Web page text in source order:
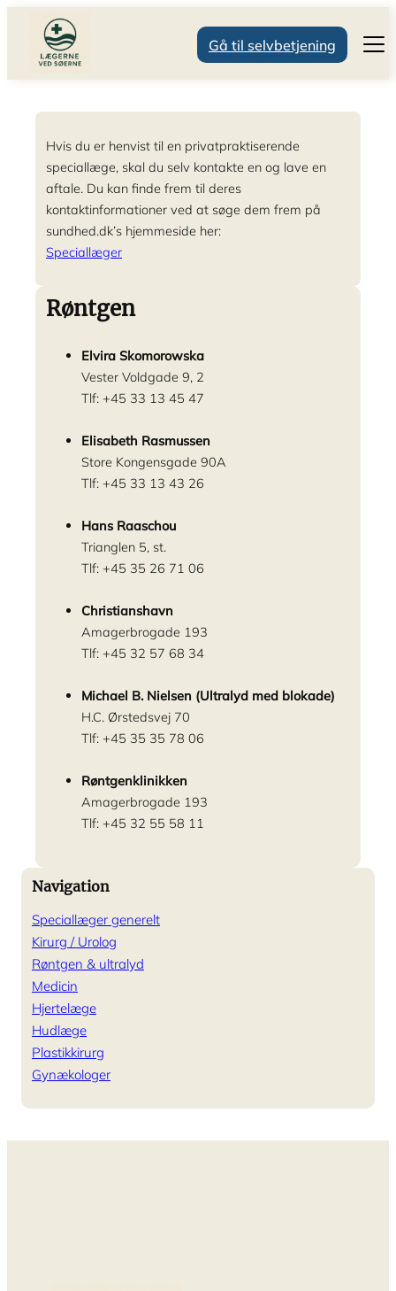
Gå til selvbetjening
Vaccinationer
selvtest-ct-g
Attester
Private
Gruppe 2 patienter
Tidsbestilling
Ved akut opstået sygdom
Tid samme uge
Morgen drop-in, læge
Blodprøver og EKG
Ofte stillede spørgsmål
Beregn termin – link
Ønsket gravid
Uønsket gravid
Vacciner til gravide – link
Børneundersøgelser og vaccinationer
Børnelægernes børnetips
Om os
Om klinikken
Speciallæger
Uddannelseslæger
Sygeplejersker
Jordemødre
Sekretærer
Medicinstuderende
Administration
Sundhedsinfo
Speciallæger generelt
Kirurg / Urolog
Røntgen & ultralyd
Medicin
Hjertelæge
Hudlæge
Plastikkirurg
Gynækologer
Selvbetjening
Navigation
Speciallæger generelt
Kirurg / Urolog
Røntgen & ultralyd
Medicin
Hjertelæge
Hudlæge
Plastikkirurg
Gynækologer
Hvis du er henvist til en privatpraktiserende
speciallæge, skal du selv kontakte en og lave en
aftale. Du kan finde frem til deres
kontaktinformationer ved at søge dem frem på
sundhed.dk’s hjemmeside her:
Speciallæger
Røntgen
Elvira Skomorowska
Vester Voldgade 9, 2
Tlf: +45 33 13 45 47
Elisabeth Rasmussen
Store Kongensgade 90A
Tlf: +45 33 13 43 26
Hans Raaschou
Trianglen 5, st.
Tlf: +45 35 26 71 06
Christianshavn
Amagerbrogade 193
Tlf: +45 32 57 68 34
Michael B. Nielsen (Ultralyd med blokade)
H.C. Ørstedsvej 70
Tlf: +45 35 35 78 06
Røntgenklinikken
Amagerbrogade 193
Tlf: +45 32 55 58 11